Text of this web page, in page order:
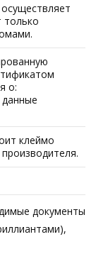
только
о:
данные
клеймо
документы